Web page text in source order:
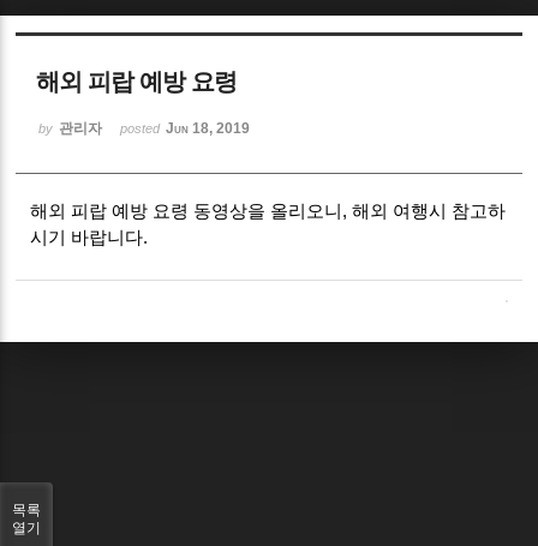
해외 피랍 예방 요령
by 관리자 posted Jun 18, 2019
해외 피랍 예방 요령 동영상을 올리오니, 해외 여행시 참고하
시기 바랍니다.
목록
열기
Sketchbook5, 스케치북5
Sketchbook5, 스케치북5